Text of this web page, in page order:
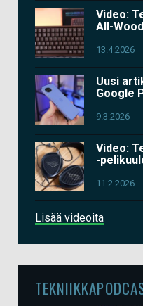
Video:
All-Wood
13.4.2026
Uusi
Google
9.3.2026
Video:
-
11.2.2026
Lisää videoita